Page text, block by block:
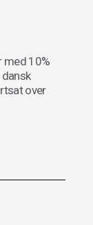
med 10%
dansk
over